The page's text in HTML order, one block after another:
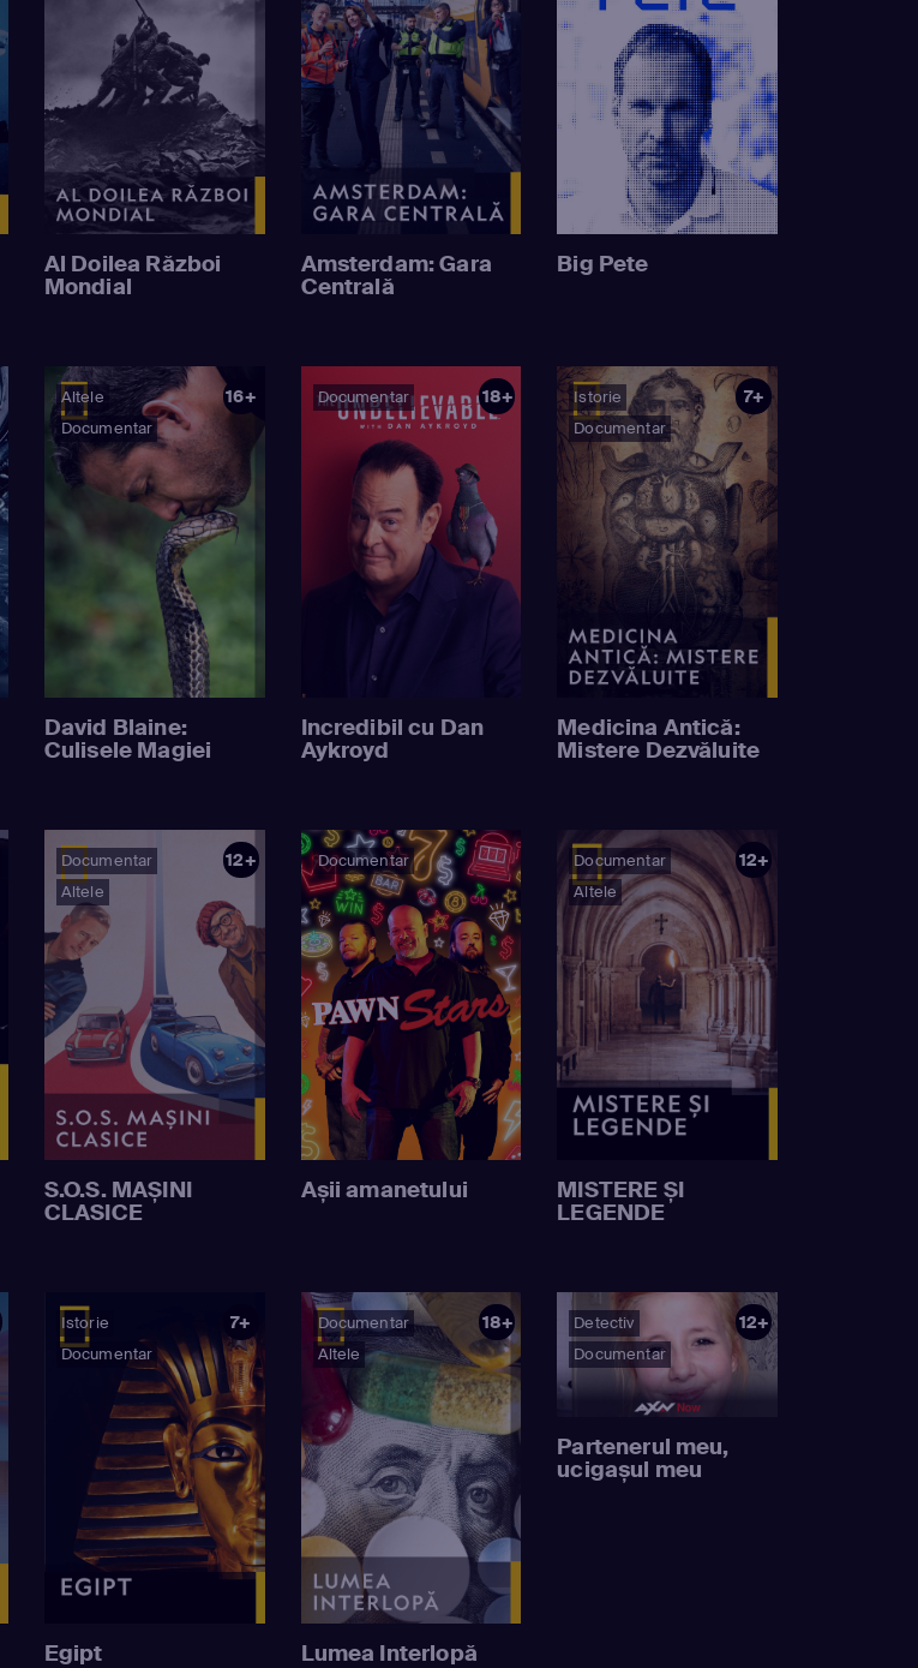
Al Doilea Război
Mondial
Amsterdam: Gara
Centrală
Big Pete
Altele
Documentar
16+
David Blaine:
Culisele Magiei
Documentar 18+
Incredibil cu Dan
Aykroyd
Istorie
Documentar
7+
Medicina Antică:
Mistere Dezvăluite
Documentar
Altele
12+
S.O.S. MAȘINI
CLASICE
Documentar
Așii amanetului
Documentar
Altele
12+
MISTERE ȘI
LEGENDE
Istorie
Documentar
7+
Egipt
Documentar
Altele
18+
Lumea Interlopă
Detectiv
Documentar
12+
Partenerul meu,
ucigașul meu